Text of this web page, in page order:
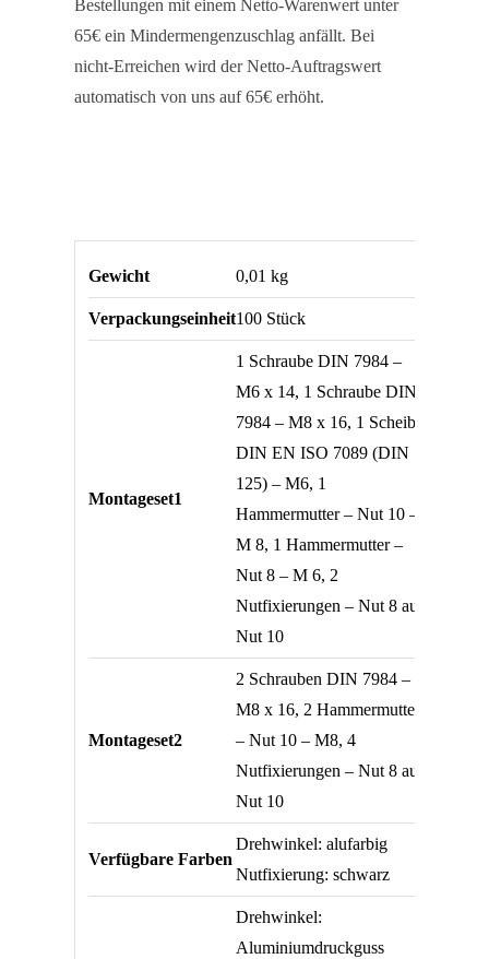
Bestellungen mit einem Netto-Warenwert unter
65€ ein Mindermengenzuschlag anfällt. Bei
nicht-Erreichen wird der Netto-Auftragswert
automatisch von uns auf 65€ erhöht.
Gewicht 0,01 kg
Verpackungseinheit100 Stück
Montageset1
1 Schraube DIN 7984 –
M6 x 14, 1 Schraube DIN
7984 – M8 x 16, 1 Scheibe
DIN EN ISO 7089 (DIN
125) – M6, 1
Hammermutter – Nut 10 –
M 8, 1 Hammermutter –
Nut 8 – M 6, 2
Nutfixierungen – Nut 8 auf
Nut 10
Montageset2
2 Schrauben DIN 7984 –
M8 x 16, 2 Hammermuttern
– Nut 10 – M8, 4
Nutfixierungen – Nut 8 auf
Nut 10
Verfügbare Farben
Drehwinkel: alufarbig
Nutfixierung: schwarz
Drehwinkel:
Aluminiumdruckguss